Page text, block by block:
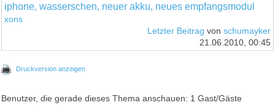
iphone, wasserschen, neuer akku, neues empfangsmodul
xons
Letzter Beitrag von schumayker
21.06.2010, 00:45
Druckversion anzeigen
Benutzer, die gerade dieses Thema anschauen: 1 Gast/Gäste